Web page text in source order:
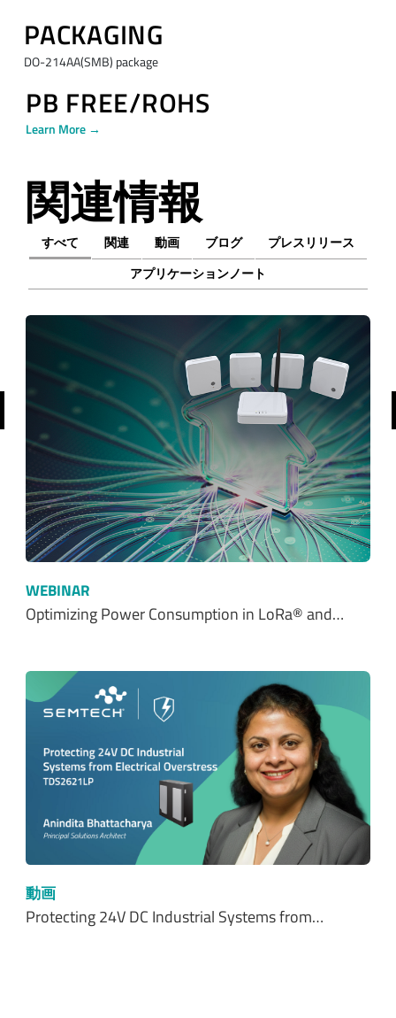
PACKAGING
DO-214AA(SMB) package
PB FREE/ROHS
Learn More →
関連情報
すべて 関連 動画 ブログ
プレスリリース
アプリケーションノート
WEBINAR
Optimizing Power Consumption in LoRa® and…
動画
Protecting 24V DC Industrial Systems from…